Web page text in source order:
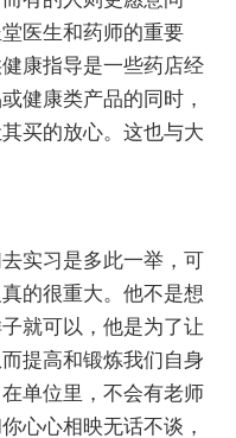
医生和药师的重要
康指导是一些药店经
健康类产品的同时，
买的放心。这也与大
实习是多此一举，可
的很重大。他不是想
就可以，他是为了让
提高和锻炼我们自身
单位里，不会有老师
心心相映无话不谈，